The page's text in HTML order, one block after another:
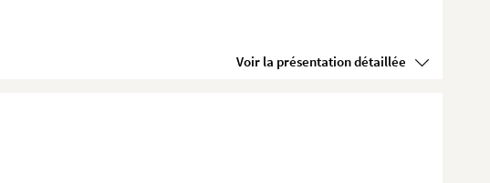
Voir la présentation détaillée